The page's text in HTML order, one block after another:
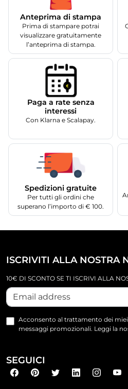
Anteprima di stampa
Prima di stampare potrai
visualizzare gratuitamente
l’anteprima di stampa.
Paga a rate senza
interessi
Con Klarna e Scalapay.
Spedizioni gratuite
Per tutti gli ordini che
superano l’importo di € 100.
ISCRIVITI ALLA NOSTRA
10€ DI SCONTO SE TI ISCRIVI ALLA
Acconsento al trattamento dei
messaggi promozionali. Leggi la
SEGUICI